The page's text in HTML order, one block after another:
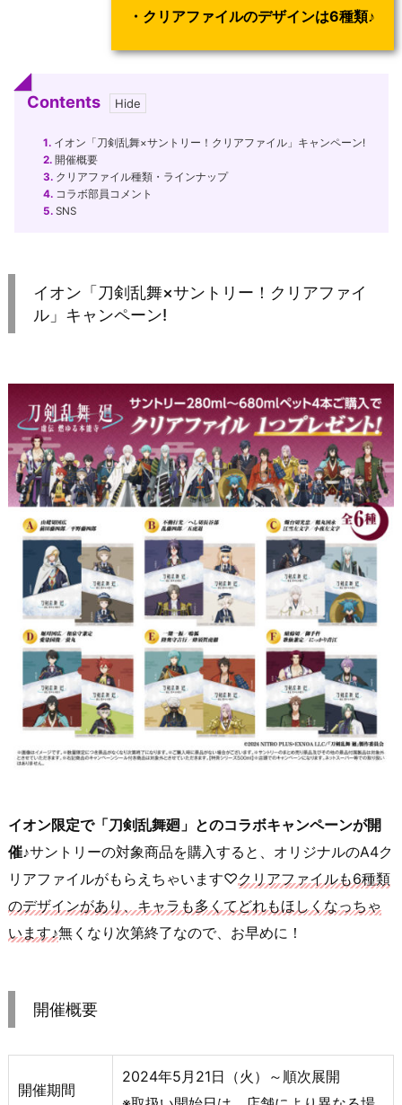
・クリアファイルのデザインは6種類♪
Contents
1.イオン「刀剣乱舞×サントリー！クリアファイル」キャンペーン!
2.開催概要
3.クリアファイル種類・ラインナップ
4.コラボ部員コメント
5.SNS
イオン「刀剣乱舞×サントリー！クリアファイ
ル」キャンペーン!
イオン限定で「刀剣乱舞廻」とのコラボキャンペーンが開
催♪サントリーの対象商品を購入すると、オリジナルのA4ク
リアファイルがもらえちゃいます♡クリアファイルも6種類
のデザインがあり、キャラも多くてどれもほしくなっちゃ
います♪無くなり次第終了なので、お早めに！
開催概要
開催期間
2024年5月21日（火）～順次展開